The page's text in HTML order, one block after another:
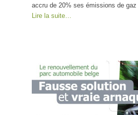
accru de 20% ses émissions de
Lire la suite…